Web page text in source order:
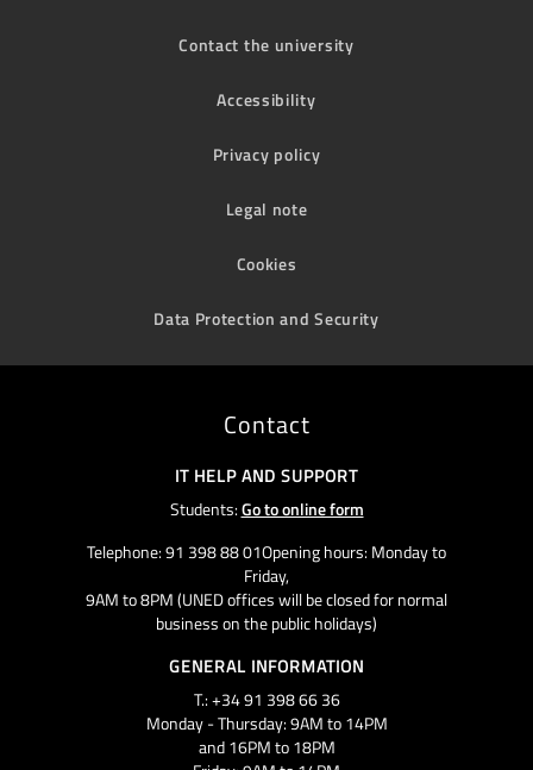
Contact the university
Accessibility
Privacy policy
Legal note
Cookies
Data Protection and Security
Contact
IT HELP AND SUPPORT
Students:Go to online form
Telephone: 91 398 88 01Opening hours: Monday to
Friday,
9AM to 8PM (UNED offices will be closed for normal
business on the public holidays)
GENERAL INFORMATION
T.: +34 91 398 66 36
Monday - Thursday: 9AM to 14PM
and 16PM to 18PM